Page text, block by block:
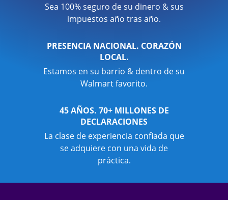
Sea 100% seguro de su dinero & sus
impuestos año tras año.
PRESENCIA NACIONAL. CORAZÓN
LOCAL.
Estamos en su barrio & dentro de su
Walmart favorito.
45 AÑOS. 70+ MILLONES DE
DECLARACIONES
La clase de experiencia confiada que
se adquiere con una vida de
práctica.